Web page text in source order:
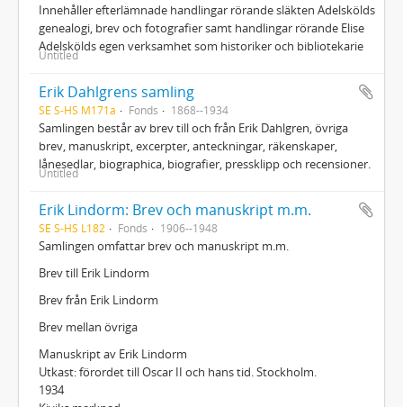
Innehåller efterlämnade handlingar rörande släkten Adelskölds
genealogi, brev och fotografier samt handlingar rörande Elise
Adelskölds egen verksamhet som historiker och bibliotekarie
Untitled
Erik Dahlgrens samling
SE S-HS M171a Fonds 1868--1934
Samlingen består av brev till och från Erik Dahlgren, övriga
brev, manuskript, excerpter, anteckningar, räkenskaper,
lånesedlar, biographica, biografier, pressklipp och recensioner.
Untitled
Erik Lindorm: Brev och manuskript m.m.
SE S-HS L182 Fonds 1906--1948
Samlingen omfattar brev och manuskript m.m.
Brev till Erik Lindorm
Brev från Erik Lindorm
Brev mellan övriga
Manuskript av Erik Lindorm
Utkast: förordet till Oscar II och hans tid. Stockholm.
1934